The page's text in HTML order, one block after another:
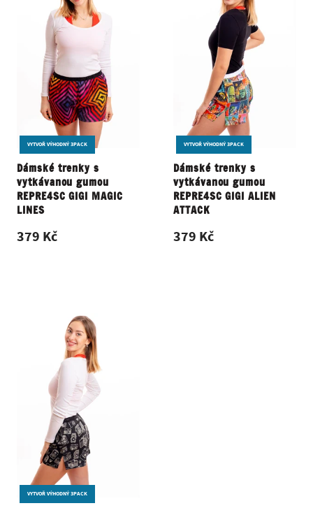
VYTVOŘ VÝHODNÝ 3PACK
Dámské trenky s
vytkávanou gumou
REPRE4SC GIGI MAGIC
LINES
379 Kč
VYTVOŘ VÝHODNÝ 3PACK
Dámské trenky s
vytkávanou gumou
REPRE4SC GIGI ALIEN
ATTACK
379 Kč
VYTVOŘ VÝHODNÝ 3PACK